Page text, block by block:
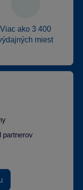
Viac ako 3 400
miest
partnerov